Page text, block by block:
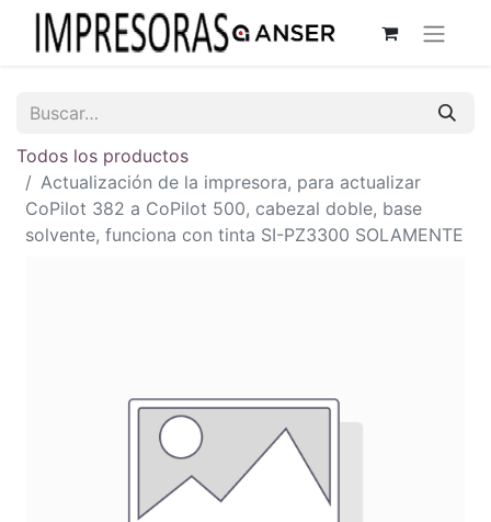
Todos los productos
Actualización de la impresora, para actualizar
CoPilot 382 a CoPilot 500, cabezal doble, base
solvente, funciona con tinta SI-PZ3300 SOLAMENTE